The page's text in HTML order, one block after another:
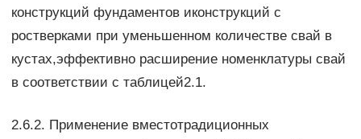
конструкций фундаментов иконструкций с
ростверками при уменьшенном количестве свай в
кустах,эффективно расширение номенклатуры свай
в соответствии с таблицей2.1.
2.6.2. Применение вместотрадиционных